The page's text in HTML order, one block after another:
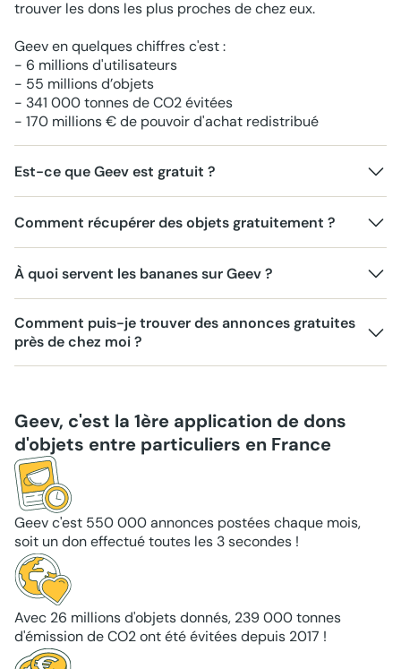
trouver les dons les plus proches de chez eux.
Geev en quelques chiffres c'est :
- 6 millions d'utilisateurs
- 55 millions d’objets
- 341 000 tonnes de CO2 évitées
- 170 millions € de pouvoir d'achat redistribué
Est-ce que Geev est gratuit ?
Comment récupérer des objets gratuitement ?
À quoi servent les bananes sur Geev ?
Comment puis-je trouver des annonces gratuites
près de chez moi ?
Geev, c'est la 1ère application de dons
d'objets entre particuliers en France
Geev c'est 550 000 annonces postées chaque mois,
soit un don effectué toutes les 3 secondes !
Avec 26 millions d'objets donnés, 239 000 tonnes
d'émission de CO2 ont été évitées depuis 2017 !